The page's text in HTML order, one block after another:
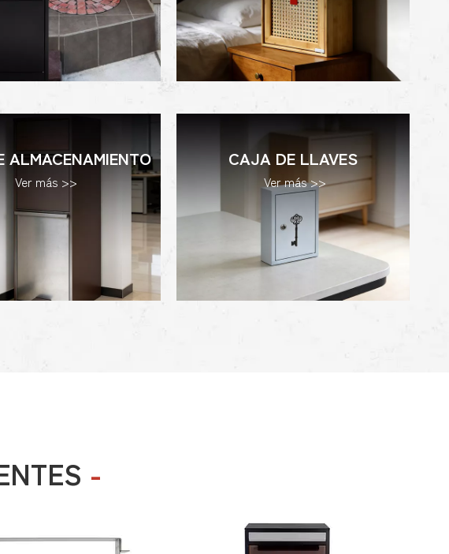
ALMACENAMIENTO
Ver más >>
CAJA DE LLAVES
Ver más >>
-